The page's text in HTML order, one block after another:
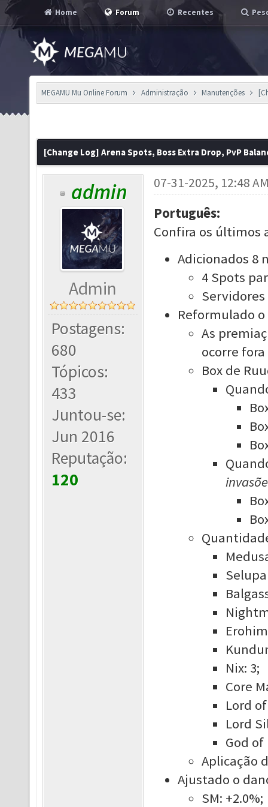
Home Forum Recentes
MEGAMU Mu Online Forum Administração Manutenções
[Change Log] Arena Spots, Boss Extra Drop, PvP
admin
Admin
Postagens:
680
Tópicos:
433
Juntou-se:
Jun 2016
Reputação:
120
07-31-2025, 12:48
Português:
Confira os últimos
Adicionados 8
4 Spots
Servidores
Reformulado
As
ocorre
Box de
Nix: 3;
Core
Lord
Lord
God of
Aplicação
Ajustado o
SM: +2.0%;